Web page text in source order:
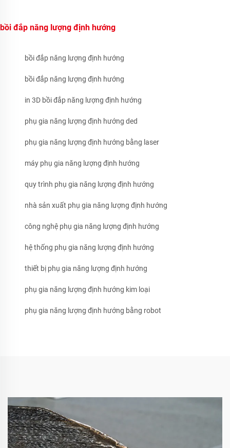
bồi đắp năng lượng định hướng
bồi đắp năng lượng định hướng
bồi đắp năng lượng định hướng
in 3D bồi đắp năng lượng định hướng
phụ gia năng lượng định hướng ded
phụ gia năng lượng định hướng bằng laser
máy phụ gia năng lượng định hướng
quy trình phụ gia năng lượng định hướng
nhà sản xuất phụ gia năng lượng định hướng
công nghệ phụ gia năng lượng định hướng
hệ thống phụ gia năng lượng định hướng
thiết bị phụ gia năng lượng định hướng
phụ gia năng lượng định hướng kim loại
phụ gia năng lượng định hướng bằng robot